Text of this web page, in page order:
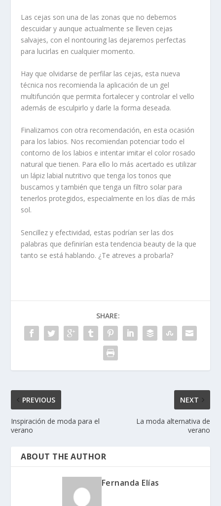
Las cejas son una de las zonas que no debemos
descuidar y aunque actualmente se lleven cejas
salvajes, con el nontouring las dejaremos perfectas
para lucirlas en cualquier momento.
Hay que olvidarse de perfilar las cejas, esta nueva
técnica nos recomienda la aplicación de un gel
multifunción que permita fortalecer y controlar el vello
además de esculpirlo y darle la forma deseada.
Finalizamos con otra recomendación, en esta ocasión
para los labios. Nos recomiendan potenciar todo el
contorno de los labios e intentar imitar el color rosado
natural que tienen. Para ello lo más acertado es utilizar
un lápiz labial nutritivo que tenga los tonos que
buscamos y también que tenga un filtro solar para
tenerlos protegidos, especialmente en los días de más
sol.
Sencillez y efectividad, estas podrían ser las dos
palabras que definirían esta tendencia beauty de la que
tanto se está hablando. ¿Te atreves a probarla?
SHARE:
PREVIOUS
Inspiración de moda para el
verano
NEXT
La moda alternativa de
verano
ABOUT THE AUTHOR
Fernanda Elías